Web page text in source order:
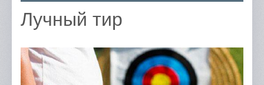
Главная
О компании
Наши услуги
Цены
Лучный тир